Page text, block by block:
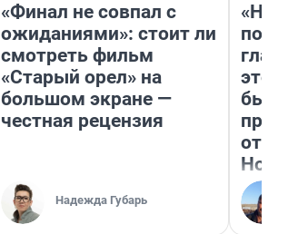
«Финал не совпал с
ожиданиями»: стоит ли
смотреть фильм
«Старый орел» на
большом экране —
честная рецензия
Надежда Губарь
этого
бьет